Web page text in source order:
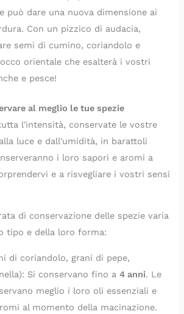
può dare una nuova dimensione ai
Con un pizzico di audacia,
semi di cumino, coriandolo e
orientale che esalterà i vostri
e pesce!
al meglio le tue spezie
l'intensità, conservate le vostre
luce e dall'umidità, in barattoli
i loro sapori e aromi a
e a risvegliare i vostri sensi
di conservazione delle spezie varia
tipo e della loro forma:
di coriandolo, grani di pepe,
Si conservano fino a4 anni. Le
meglio i loro oli essenziali e
al momento della macinazione.